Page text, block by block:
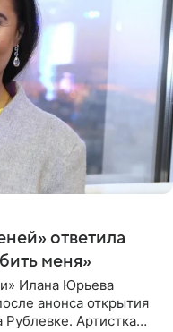
ответила
меня»
Илана Юрьева
анонса открытия
Рублевке. Артистка